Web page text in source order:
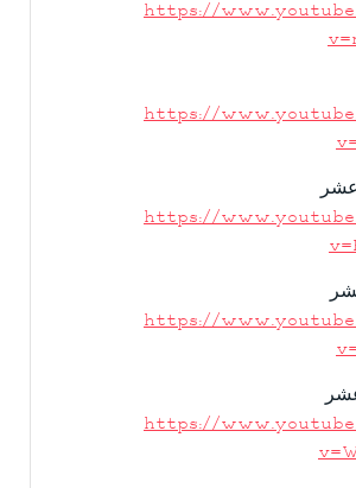
https://
https://
https://
https://
https://